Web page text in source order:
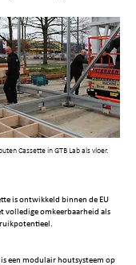
Cassette in GTB Lab als vloer.
is ontwikkeld binnen de EU
volledige omkeerbaarheid als
een modulair houtsysteem op